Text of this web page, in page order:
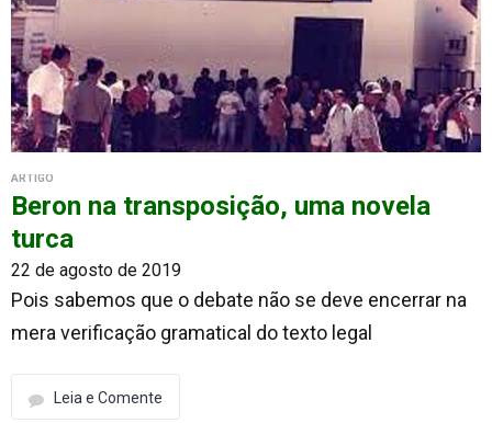
ARTIGO
Beron na transposição, uma novela
turca
22 de agosto de 2019
Pois sabemos que o debate não se deve encerrar na
mera verificação gramatical do texto legal
Leia e Comente